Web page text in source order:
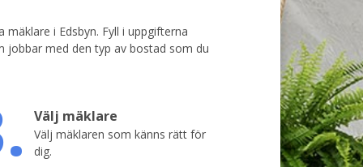
i Edsbyn. Fyll i uppgifterna
jobbar med den typ av bostad som du
Välj mäklare
Välj mäklaren som känns rätt för
dig.